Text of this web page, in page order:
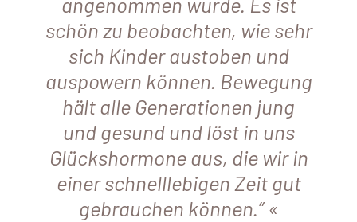
schön zu beobachten, wie sehr
sich Kinder austoben und
auspowern können. Bewegung
hält alle Generationen jung
und gesund und löst in uns
Glückshormone aus, die wir in
einer schnelllebigen Zeit gut
gebrauchen können.”